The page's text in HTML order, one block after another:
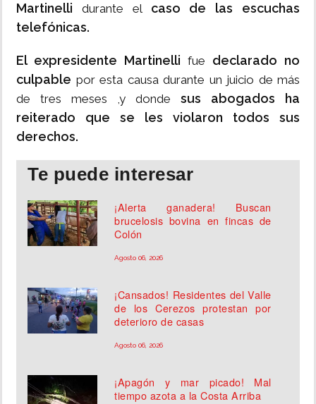
Martinelli durante el caso de las escuchas
telefónicas.
El expresidente Martinelli fue declarado no
culpable por esta causa durante un juicio de más
de tres meses ,y donde sus abogados
ha
reiterado que se les violaron todos sus
derechos.
Te puede interesar
¡Alerta ganadera! Buscan
brucelosis bovina en fincas de
Colón
Agosto 06, 2026
¡Cansados! Residentes del Valle
de los Cerezos protestan por
deterioro de casas
Agosto 06, 2026
¡Apagón y mar picado! Mal
tiempo azota a la Costa Arriba